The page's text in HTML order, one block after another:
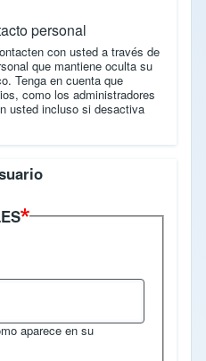
personal
con usted a través de
que mantiene oculta su
Tenga en cuenta que
como los administradores
usted incluso si desactiva
aparece en su